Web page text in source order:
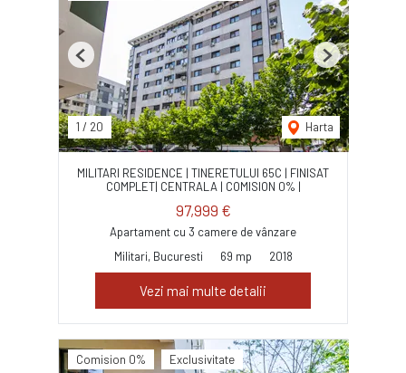
1 / 20 Harta
Previous Next
MILITARI RESIDENCE | TINERETULUI 65C | FINISAT
COMPLET| CENTRALA | COMISION 0% |
97,999 €
Apartament cu 3 camere de vânzare
Militari, Bucuresti
69 mp 2018
Vezi mai multe detalii
Comision 0% Exclusivitate